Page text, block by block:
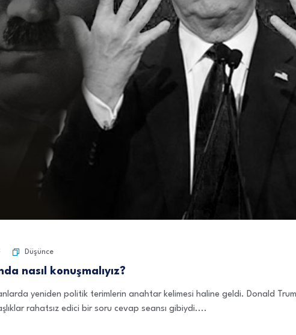
Düşünce
nasıl konuşmalıyız?
yeniden politik terimlerin anahtar kelimesi haline geldi. Donald
rahatsız edici bir soru cevap seansı gibiydi....